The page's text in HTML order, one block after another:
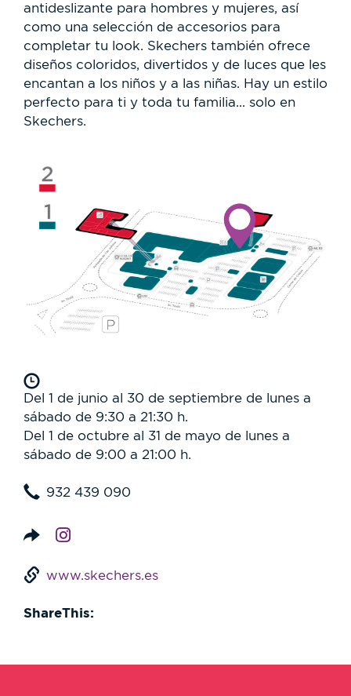
antideslizante para hombres y mujeres, así
como una selección de accesorios para
completar tu look. Skechers también ofrece
diseños coloridos, divertidos y de luces que les
encantan a los niños y a las niñas. Hay un estilo
perfecto para ti y toda tu familia... solo en
Skechers.
Del 1 de junio al 30 de septiembre de lunes a
sábado de 9:30 a 21:30 h.
Del 1 de octubre al 31 de mayo de lunes a
sábado de 9:00 a 21:00 h.
932 439 090
www.skechers.es
ShareThis: